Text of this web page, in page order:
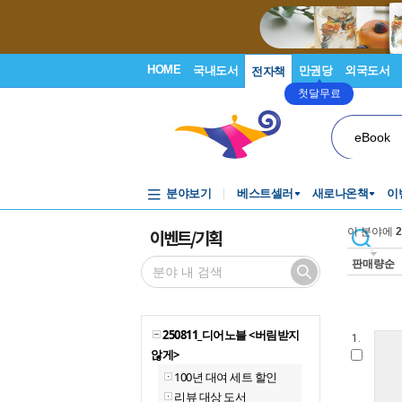
HOME 국내도서 전자책 만권당
첫달무료
외국도서
eBook
분야보기 베스트셀러 새로나온책 이
이벤트/기획
250811_디어노블 <버림받지
않게>
100년 대여 세트 할인
리뷰 대상 도서
이 분야에 2
판매량순
1.